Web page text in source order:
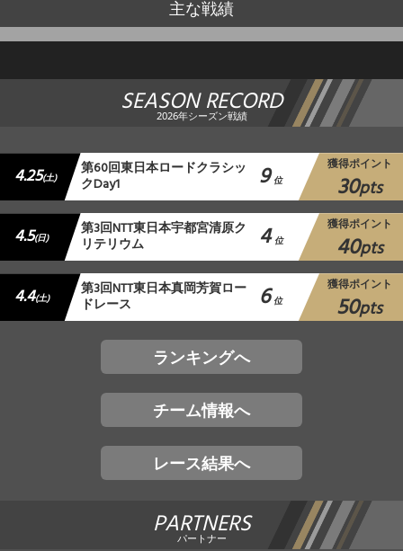
主な戦績
SEASON RECORD
2026年シーズン戦績
4.25(土) 第60回東日本ロードクラシッ
クDay1 9 位
獲得ポイント
30pts
4.5(日) 第3回NTT東日本宇都宮清原ク
リテリウム 4 位
獲得ポイント
40pts
4.4(土) 第3回NTT東日本真岡芳賀ロー
ドレース 6 位
獲得ポイント
50pts
ランキングへ
チーム情報へ
レース結果へ
PARTNERS
パートナー